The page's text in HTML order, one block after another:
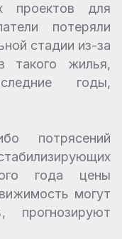
проектов для
потеряли
стадии из-за
такого жилья,
годы,
потрясений
года цены
могут